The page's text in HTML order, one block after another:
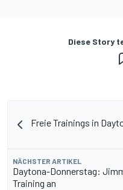
Diese Story
Freie Trainings in
NÄCHSTER ARTIKEL
Daytona-Donnerstag:
Training an